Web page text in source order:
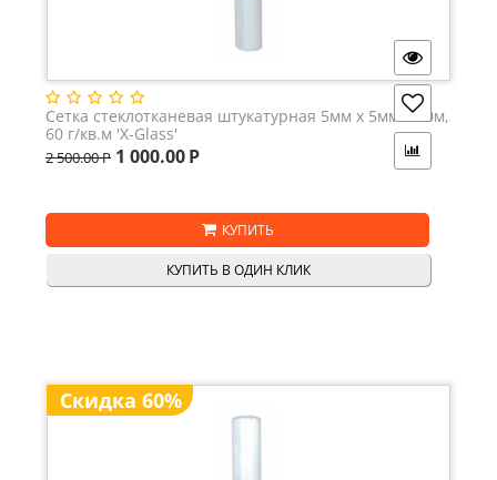
Сетка стеклотканевая штукатурная 5мм х 5мм х 50м,
60 г/кв.м 'X-Glass'
2 500.00Р 1 000.00Р
КУПИТЬ
КУПИТЬ В ОДИН КЛИК
Скидка 60%